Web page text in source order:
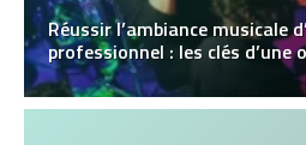
Réussir l’ambiance musicale
professionnel : les clés